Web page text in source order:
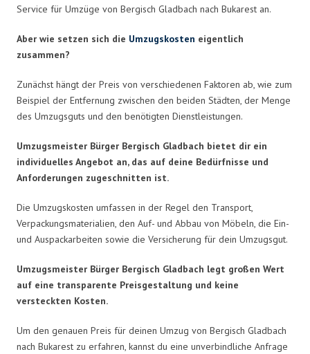
Service für Umzüge von Bergisch Gladbach nach Bukarest an.
Aber wie setzen sich die Umzugskosten eigentlich
zusammen?
Zunächst hängt der Preis von verschiedenen Faktoren ab, wie zum
Beispiel der Entfernung zwischen den beiden Städten, der Menge
des Umzugsguts und den benötigten Dienstleistungen.
Umzugsmeister Bürger Bergisch Gladbach bietet dir ein
individuelles Angebot an, das auf deine Bedürfnisse und
Anforderungen zugeschnitten ist.
Die Umzugskosten umfassen in der Regel den Transport,
Verpackungsmaterialien, den Auf- und Abbau von Möbeln, die Ein-
und Auspackarbeiten sowie die Versicherung für dein Umzugsgut.
Umzugsmeister Bürger Bergisch Gladbach legt großen Wert
auf eine transparente Preisgestaltung und keine
versteckten Kosten.
Um den genauen Preis für deinen Umzug von Bergisch Gladbach
nach Bukarest zu erfahren, kannst du eine unverbindliche Anfrage